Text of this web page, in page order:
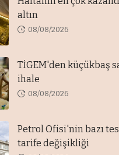
altın
08/08/2026
TİGEM'den küçükbaş
ihale
08/08/2026
Petrol Ofisi'nin bazı
tarife değişikliği